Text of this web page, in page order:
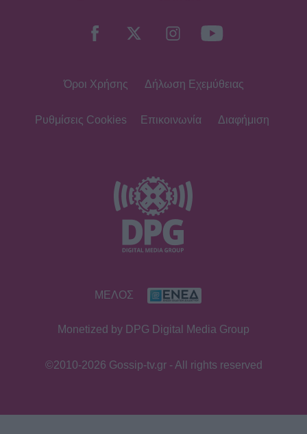
cut-out μαγιό που αναδεικνύει την
Βαλαβάνη: Εντυπωσιακή σιλουέτα,
εφαρμοστό σικ φόρεμα και wet look
- Μαγνήτισε όλα τα βλέμματα
για ψάρεμα στην Πάρο με τον Θέμη
Σοφό και τον γιο τους
Όροι Χρήσης Δήλωση Εχεμύθειας
Ρυθμίσεις Cookies Επικοινωνία Διαφήμιση
ΜΕΛΟΣ
Monetized by DPG Digital Media Group
©2010-2026 Gossip-tv.gr - All rights reserved